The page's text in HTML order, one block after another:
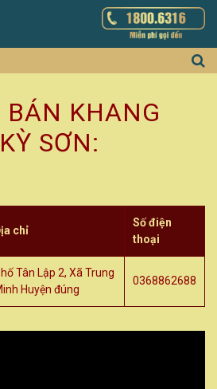
KHANG
SƠN:
chỉ
Số điện
thoại
Tân Lập 2, Xã Trung
Huyện đúng
0368862688